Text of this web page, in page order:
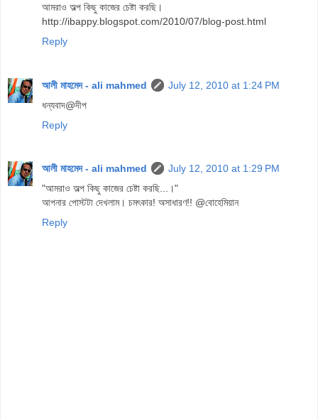
আমরাও অল্প কিছু কাজের চেষ্টা করছি।
http://ibappy.blogspot.com/2010/07/blog-post.html
Reply
আলী মাহমেদ - ali mahmed
July 12, 2010 at 1:24 PM
ধন্যবাদ@দীপ
Reply
আলী মাহমেদ - ali mahmed
July 12, 2010 at 1:29 PM
"আমরাও অল্প কিছু কাজের চেষ্টা করছি...।"
আপনার পোস্টটা দেখলাম। চমৎকার! অসাধারণ!! @বোহেমিয়ান
Reply